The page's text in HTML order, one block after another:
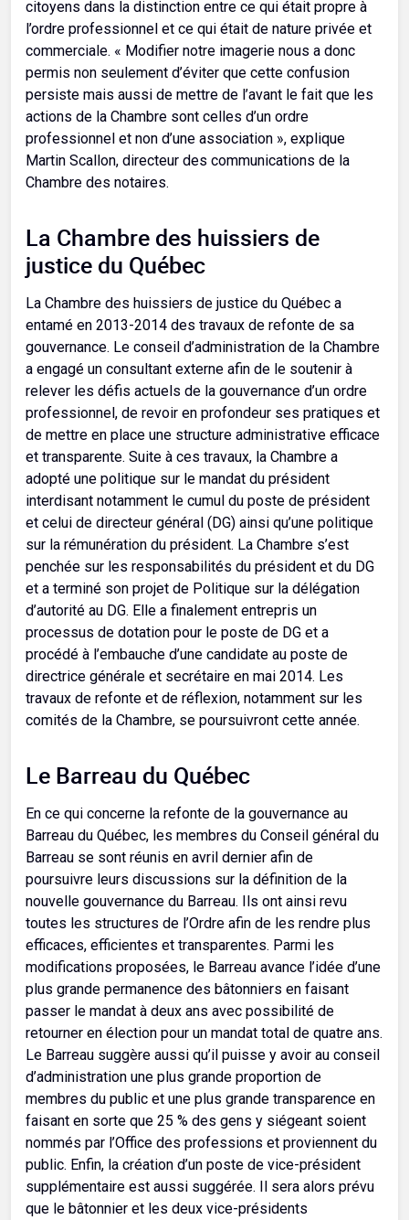
citoyens dans la distinction entre ce qui était propre à
l’ordre professionnel et ce qui était de nature privée et
commerciale. « Modifier notre imagerie nous a donc
permis non seulement d’éviter que cette confusion
persiste mais aussi de mettre de l’avant le fait que les
actions de la Chambre sont celles d’un ordre
professionnel et non d’une association », explique
Martin Scallon, directeur des communications de la
Chambre des notaires.
La Chambre des huissiers de
justice du Québec
La Chambre des huissiers de justice du Québec a
entamé en 2013-2014 des travaux de refonte de sa
gouvernance. Le conseil d’administration de la Chambre
a engagé un consultant externe afin de le soutenir à
relever les défis actuels de la gouvernance d’un ordre
professionnel, de revoir en profondeur ses pratiques et
de mettre en place une structure administrative efficace
et transparente. Suite à ces travaux, la Chambre a
adopté une politique sur le mandat du président
interdisant notamment le cumul du poste de président
et celui de directeur général (DG) ainsi qu’une politique
sur la rémunération du président. La Chambre s’est
penchée sur les responsabilités du président et du DG
et a terminé son projet de Politique sur la délégation
d’autorité au DG. Elle a finalement entrepris un
processus de dotation pour le poste de DG et a
procédé à l’embauche d’une candidate au poste de
directrice générale et secrétaire en mai 2014. Les
travaux de refonte et de réflexion, notamment sur les
comités de la Chambre, se poursuivront cette année.
Le Barreau du Québec
En ce qui concerne la refonte de la gouvernance au
Barreau du Québec, les membres du Conseil général du
Barreau se sont réunis en avril dernier afin de
poursuivre leurs discussions sur la définition de la
nouvelle gouvernance du Barreau. Ils ont ainsi revu
toutes les structures de l’Ordre afin de les rendre plus
efficaces, efficientes et transparentes. Parmi les
modifications proposées, le Barreau avance l’idée d’une
plus grande permanence des bâtonniers en faisant
passer le mandat à deux ans avec possibilité de
retourner en élection pour un mandat total de quatre ans.
Le Barreau suggère aussi qu’il puisse y avoir au conseil
d’administration une plus grande proportion de
membres du public et une plus grande transparence en
faisant en sorte que 25 % des gens y siégeant soient
nommés par l’Office des professions et proviennent du
public. Enfin, la création d’un poste de vice-président
supplémentaire est aussi suggérée. Il sera alors prévu
que le bâtonnier et les deux vice-présidents